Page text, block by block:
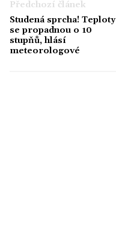
Předchozí článek
Studená sprcha! Teploty
se propadnou o 10
stupňů, hlásí
meteorologové